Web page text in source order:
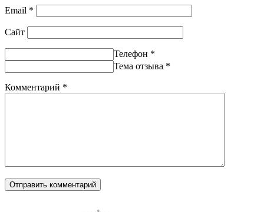
Email *
Сайт
Телефон *
Тема отзыва *
Комментарий *